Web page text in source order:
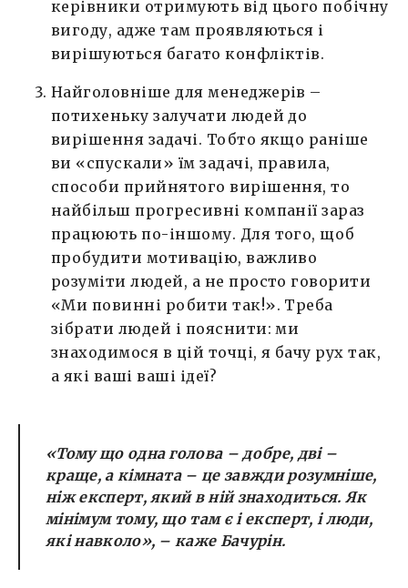
керівники отримують від цього побічну
вигоду, адже там проявляються і
вирішуються багато конфліктів.
Найголовніше для менеджерів –
потихеньку залучати людей до
вирішення задачі. Тобто якщо раніше
ви «спускали» їм задачі, правила,
способи прийнятого вирішення, то
найбільш прогресивні компанії зараз
працюють по-іншому. Для того, щоб
пробудити мотивацію, важливо
розуміти людей, а не просто говорити
«Ми повинні робити так!». Треба
зібрати людей і пояснити: ми
знаходимося в цій точці, я бачу рух так,
а які ваші ваші ідеї?
«Тому що одна голова – добре, дві –
краще, а кімната – це завжди розумніше,
ніж експерт, який в ній знаходиться. Як
мінімум тому, що там є і експерт, і люди,
які навколо», – каже Бачурін.